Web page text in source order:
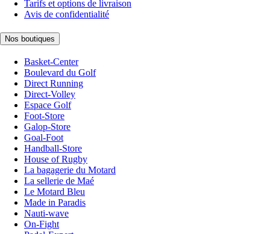
Tarifs et options de livraison
Avis de confidentialité
Nos boutiques
Basket-Center
Boulevard du Golf
Direct Running
Direct-Volley
Espace Golf
Foot-Store
Galop-Store
Goal-Foot
Handball-Store
House of Rugby
La bagagerie du Motard
La sellerie de Maé
Le Motard Bleu
Made in Paradis
Nauti-wave
On-Fight